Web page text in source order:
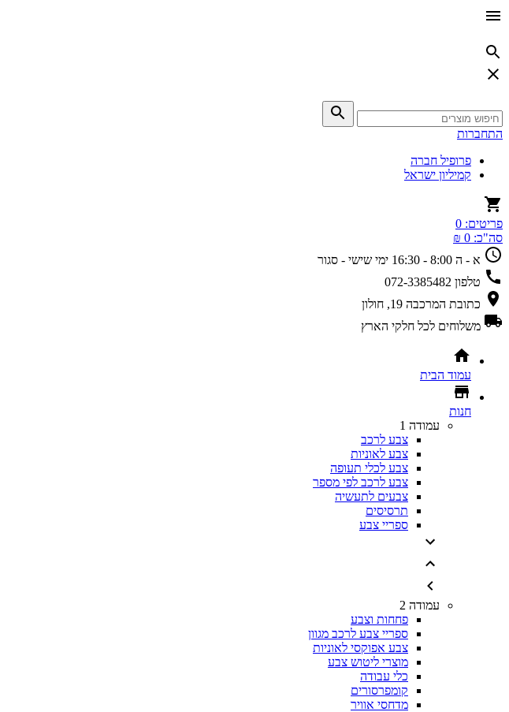
התחברות
פרופיל חברה
קמיליון ישראל
פריטים: 0
סה"כ: 0 ₪
א - ה 8:00 - 16:30
ימי שישי - סגור
טלפון 072-3385482
כתובת המרכבה 19, חולון
משלוחים לכל חלקי הארץ
עמוד הבית
חנות
עמודה 1
צבע לרכב
צבע לאוניות
צבע לכלי תעופה
צבע לרכב לפי מספר
צבעים לתעשיה
תרסיסים
ספריי צבע
עמודה 2
פחחות וצבע
ספריי צבע לרכב מגוון
צבע אפוקסי לאוניות
מוצרי ליטוש צבע
כלי עבודה
קומפרסורים
מדחסי אוויר